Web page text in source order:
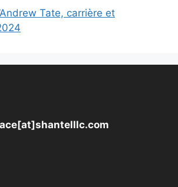
Tate, carrière et